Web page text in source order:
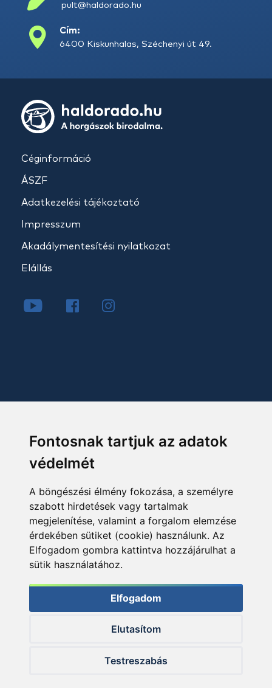
Fontosnak tartjuk az adatok
védelmét
A böngészési élmény fokozása, a személyre
szabott hirdetések vagy tartalmak
megjelenítése, valamint a forgalom elemzése
érdekében sütiket (cookie) használunk. Az
Elfogadom gombra kattintva hozzájárulhat a
sütik használatához.
Elfogadom
Elutasítom
Testreszabás
pult@haldorado.hu
Cím:
6400 Kiskunhalas, Széchenyi út 49.
Céginformáció
ÁSZF
Adatkezelési tájékoztató
Impresszum
Akadálymentesítési nyilatkozat
Elállás